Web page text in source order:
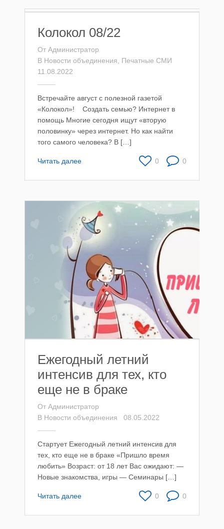
Колокол 08/22
От Администратор
В Новости объединения
Печатные СМИ
11.08.2022
Встречайте август с полезной газетой
«Колокол»! Создать семью? Интернет в
помощь Многие сегодня ищут «вторую
половинку» через интернет. Но как найти
того самого человека? В […]
Читать далее 0
0
Ежегодный летний
интенсив для тех, кто
еще не в браке
От Администратор
В Новости объединения 08.05.2022
Стартует Ежегодный летний интенсив для
тех, кто еще не в браке «Пришло время
любить» Возраст: от 18 лет Вас ожидают: —
Новые знакомства, игры — Семинары […]
Читать далее 0
0